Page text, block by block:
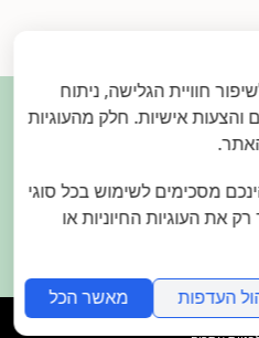
מלון. הילה ודן המאירי
חוויית הגלישה, ניתוח
אישיות. חלק מהעוגיות
מסכימים לשימוש בכל סוגי
את העוגיות החיוניות או
העדפות מאשר הכל